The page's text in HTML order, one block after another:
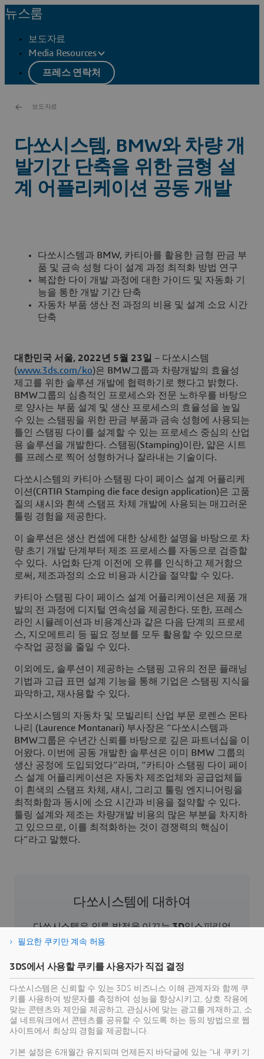
뉴스룸
보도자료
Media Resources
프레스 연락처
보도자료
다쏘시스템, BMW와 차량 개
발기간 단축을 위한 금형 설
계 어플리케이션 공동 개발
다쏘시스템과 BMW, 카티아를 활용한 금형 판금 부
품 및 금속 성형 다이 설계 과정 최적화 방법 연구
복잡한 다이 개발 과정에 대한 가이드 및 자동화 기
능을 통한 개발 기간 단축
자동차 부품 생산 전 과정의 비용 및 설계 소요 시간
단축
대한민국 서울, 2022년 5월 23일 – 다쏘시스템
(www.3ds.com/ko)은 BMW그룹과 차량개발의 효율성
제고를 위한 솔루션 개발에 협력하기로 했다고 밝혔다.
BMW그룹의 심층적인 프로세스와 전문 노하우를 바탕으
로 양사는 부품 설계 및 생산 프로세스의 효율성을 높일
수 있는 스탬핑을 위한 판금 부품과 금속 성형에 사용되는
틀인 스탬핑 다이를 설계할 수 있는 프로세스 중심의 산업
용 솔루션을 개발한다. 스탬핑(Stamping)이란, 얇은 시트
를 프레스로 찍어 성형하거나 잘라내는 기술이다.
다쏘시스템의 카티아 스탬핑 다이 페이스 설계 어플리케
이션(CATIA Stamping die face design application)은 고품
질의 섀시와 흰색 스탬프 차체 개발에 사용되는 매끄러운
툴링 경험을 제공한다.
이 솔루션은 생산 컨셉에 대한 상세한 설명을 바탕으로 차
량 초기 개발 단계부터 제조 프로세스를 자동으로 검증할
수 있다. 사업화 단계 이전에 오류를 인식하고 제거함으
로써, 제조과정의 소요 비용과 시간을 절약할 수 있다.
카티아 스탬핑 다이 페이스 설계 어플리케이션은 제품 개
발의 전 과정에 디지털 연속성을 제공한다. 또한, 프레스
라인 시뮬레이션과 비용계산과 같은 다음 단계의 프로세
스, 지오메트리 등 필요 정보를 모두 활용할 수 있으므로
수작업 공정을 줄일 수 있다.
이외에도, 솔루션이 제공하는 스탬핑 고유의 전문 플래닝
기법과 고급 표면 설계 기능을 통해 기업은 스탬핑 지식을
파악하고, 재사용할 수 있다.
다쏘시스템의 자동차 및 모빌리티 산업 부문 로렌스 몬타
나리 (Laurence Montanari) 부사장은 “다쏘시스템과
BMW그룹은 수년간 신뢰를 바탕으로 깊은 파트너십을 이
어왔다. 이번에 공동 개발한 솔루션은 이미 BMW 그룹의
생산 공정에 도입되었다”라며, “카티아 스탬핑 다이 페이
스 설계 어플리케이션은 자동차 제조업체와 공급업체들
이 흰색의 스탬프 차체, 섀시, 그리고 툴링 엔지니어링을
최적화함과 동시에 소요 시간과 비용을 절약할 수 있다.
툴링 설계와 제조는 차량개발 비용의 많은 부분을 차지하
고 있으므로, 이를 최적화하는 것이 경쟁력의 핵심이
다”라고 말했다.
다쏘시스템에 대하여
다쏘시스템은 인류 발전을 이끄는3D익스피리언
스 기업이다. 기업과 사람들이 지속 가능한 혁신을
3D 익스피리언스 플랫폼과 애플리케이션을 통해
현실 세계의 버추얼 트윈 익스피리언스를 제공함
으로써 고객은 제품의 제작, 생산 및 라이프 사이클
관리 프로세스를 재정의하여 보다 지속 가능한 세
상을 만들기 위한 의미 있는 영향력을 발휘할 수 있
지속가능성을 혁신하고있는 다쏘시스템은 150여
필요한 쿠키만 계속 허용
3DS에서 사용할 쿠키를 사용자가 직접 결정
다쏘시스템은 신뢰할 수 있는 3DS 비즈니스 이해 관계자와 함께 쿠
키를 사용하여 방문자를 측정하여 성능을 향상시키고, 상호 작용에
맞는 콘텐츠와 제안을 제공하고, 관심사에 맞는 광고를 게재하고, 소
셜 네트워크에서 콘텐츠를 공유할 수 있도록 하는 등의 방법으로 웹
사이트에서 최상의 경험을 제공합니다.
기본 설정은 6개월간 유지되며 언제든지 바닥글에 있는 "내 쿠키 기